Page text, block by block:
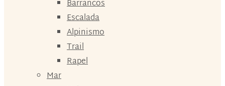
Barrancos
Escalada
Alpinismo
Trail
Rapel
Mar